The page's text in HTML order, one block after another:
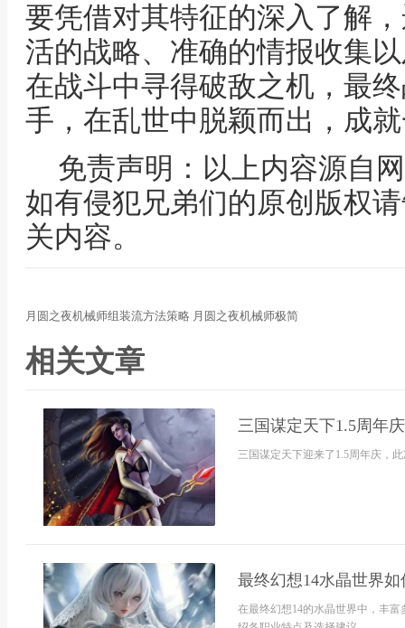
要凭借对其特征的深入了解
活的战略、准确的情报收集
在战斗中寻得破敌之机，最
手，在乱世中脱颖而出，成
免责声明：以上内容源自
如有侵犯兄弟们的原创版权
关内容。
月圆之夜机械师组装流方法策略 月圆之夜机械师极简
相关文章
三国谋定天下1.5周年
三国谋定天下迎来了1.5周年庆，
最终幻想14水晶世界
在最终幻想14的水晶世界中，丰